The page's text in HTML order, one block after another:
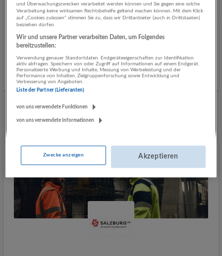
Gestern veröffentlicht
Hausdienst/Technik und Veranstaltungsbetreuung
Universitätsplatz 1
05.08.2026,Paris Lodron-Universität Salzburg
Salzburg
Mehr Jobs
und Überwachungszwecken verarbeitet werden können und Sie gegen eine solche
Verarbeitung keine wirksamen Rechtsbehelfe geltend machen können. Mit dem Klick
auf „Cookies zulassen“ stimmen Sie zu, dass wir Drittanbieter (auch in Drittstaaten)
beiziehen dürfen.
Wir und unsere Partner verarbeiten Daten, um Folgendes
bereitzustellen:
Verwendung genauer Standortdaten. Endgeräteeigenschaften zur Identifikation
aktiv abfragen. Speichern von oder Zugriff auf Informationen auf einem Endgerät.
Personalisierte Werbung und Inhalte, Messung von Werbeleistung und der
Performance von Inhalten, Zielgruppenforschung sowie Entwicklung und
Verbesserung von Angeboten.
Liste der Partner (Lieferanten)
von uns verwendete Funktionen
von uns verwendete Informationen
Zwecke anzeigen Akzeptieren